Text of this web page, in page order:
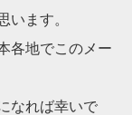
います。
各地でこのメー
なれば幸いで